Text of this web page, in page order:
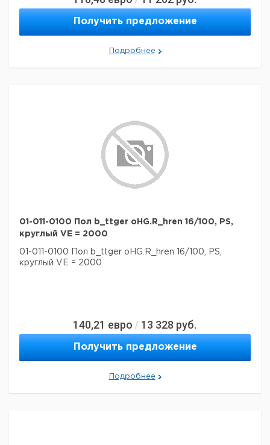
Получить предложение
Подробнее
01-011-0100 Пол b_ttger oHG.R_hren 16/100, PS,
круглый VE = 2000
01-011-0100 Пол b_ttger oHG.R_hren 16/100, PS,
круглый VE = 2000
140,21 евро / 13 328 руб.
Получить предложение
Подробнее